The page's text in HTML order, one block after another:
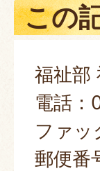
この
福祉部
電話：
ファ
郵便番